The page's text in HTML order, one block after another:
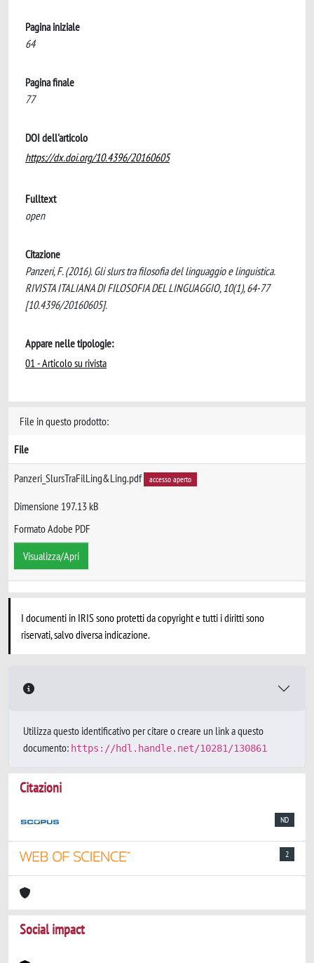
Pagina iniziale
64
Pagina finale
77
DOI dell'articolo
https://dx.doi.org/10.4396/20160605
Fulltext
open
Citazione
Panzeri, F. (2016). Gli slurs tra filosofia del linguaggio e linguistica.
RIVISTA ITALIANA DI FILOSOFIA DEL LINGUAGGIO, 10(1), 64-77
[10.4396/20160605].
Appare nelle tipologie:
01 - Articolo su rivista
File in questo prodotto:
File
Panzeri_SlursTraFilLing&Ling.pdf accesso aperto
Dimensione 197.13 kB
Formato Adobe PDF
Visualizza/Apri
I documenti in IRIS sono protetti da copyright e tutti i diritti sono
riservati, salvo diversa indicazione.
Utilizza questo identificativo per citare o creare un link a questo
documento: https://hdl.handle.net/10281/130861
Citazioni
ND
2
Social impact